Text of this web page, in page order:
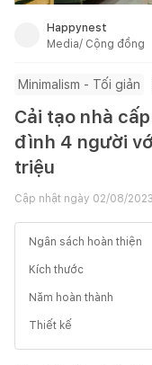
Happynest
Media/ Cộng đồng
Minimalism - Tối giản
Cải tạo nhà
đình 4 người
triệu
Cập nhật ngày 02/08/
Ngân sách hoàn thiện
Kích thước
Năm hoàn thành
Thiết kế